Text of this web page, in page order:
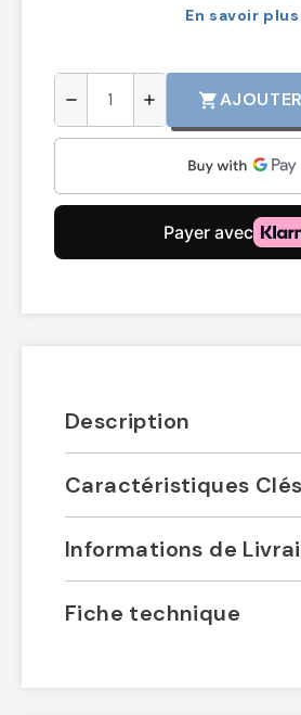
En savoir plus
remove add shopping_cart
Description
Caractéristiques Clés
Informations de
Fiche technique